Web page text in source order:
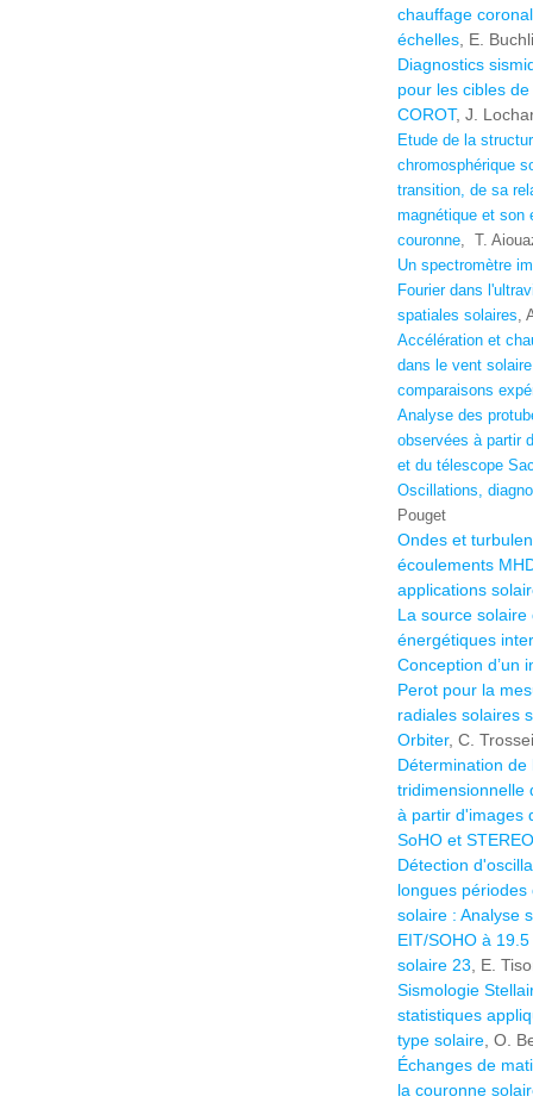
chauffage
échelles , E.
Diagnostics
pour les cibles
COROT, J.
Etude de la
chromosphérique
transition, de sa
magnétique et son
couronne, T.
Un spectromètre
Fourier dans
spatiales solaires,
Accélération et
dans le vent
comparaisons
Analyse des
observées à partir
et du télescope
Oscillations,
Pouget
Ondes et
écoulements
applications
La source solaire
énergétiques
Conception d’un
Perot pour la
radiales solaires
Orbiter, C.
Détermination de
tridimensionnelle
à partir d'images
SoHO et STEREO
Détection
longues
solaire : Analyse
EIT/SOHO à
solaire 23 , E.
Sismologie
statistiques
type solaire , O.
Échanges de
la couronne